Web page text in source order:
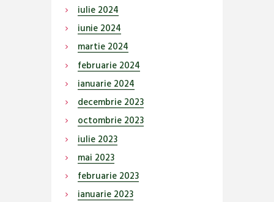
iulie 2024
iunie 2024
martie 2024
februarie 2024
ianuarie 2024
decembrie 2023
octombrie 2023
iulie 2023
mai 2023
februarie 2023
ianuarie 2023